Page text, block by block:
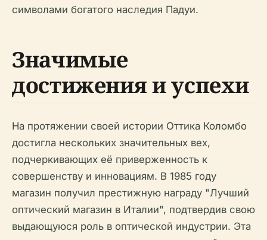
символами богатого наследия Падуи.
Значимые
достижения и успехи
На протяжении своей истории Оттика Коломбо
достигла нескольких значительных вех,
подчеркивающих её приверженность к
совершенству и инновациям. В 1985 году
магазин получил престижную награду "Лучший
оптический магазин в Италии", подтвердив свою
выдающуюся роль в оптической индустрии. Эта